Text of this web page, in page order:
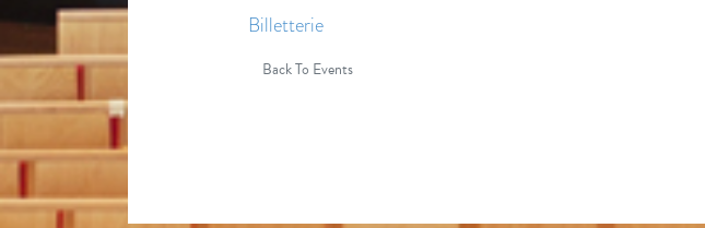
Billetterie
Back To Events